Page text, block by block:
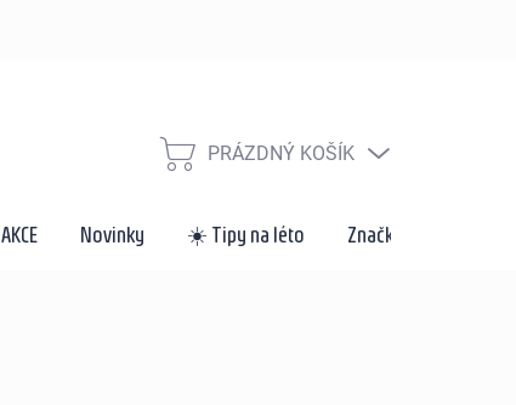
NÁKUPNÍ
PRÁZDNÝ KOŠÍK
AKCE Novinky ☀️ Tipy na léto Značky